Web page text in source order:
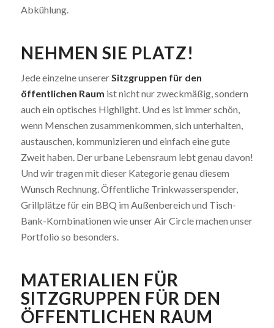
Abkühlung.
NEHMEN SIE PLATZ!
Jede einzelne unsererSitzgruppen für den
öffentlichen Raum ist nicht nur zweckmäßig, sondern
auch ein optisches Highlight. Und es ist immer schön,
wenn Menschen zusammenkommen, sich unterhalten,
austauschen, kommunizieren und einfach eine gute
Zweit haben. Der urbane Lebensraum lebt genau davon!
Und wir tragen mit dieser Kategorie genau diesem
Wunsch Rechnung. Öffentliche Trinkwasserspender,
Grillplätze für ein BBQ im Außenbereich und Tisch-
Bank-Kombinationen wie unser Air Circle machen unser
Portfolio so besonders.
MATERIALIEN FÜR
SITZGRUPPEN FÜR DEN
ÖFFENTLICHEN RAUM